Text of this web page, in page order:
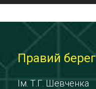
Правий берег
Ім. Т.Г. Шевченка